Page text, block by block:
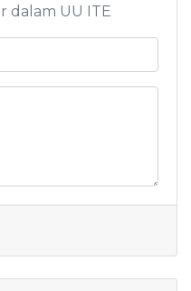
dalam UU ITE